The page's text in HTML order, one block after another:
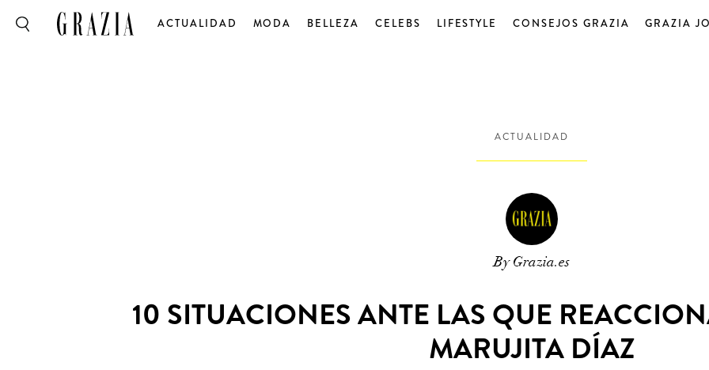
ACTUALIDAD MODA BELLEZA CELEBS LIFESTYLE CONSEJOS GRAZIA GRAZIA
ACTUALIDAD
By Grazia.es
10 SITUACIONES ANTE LAS QUE
MARUJITA DÍAZ